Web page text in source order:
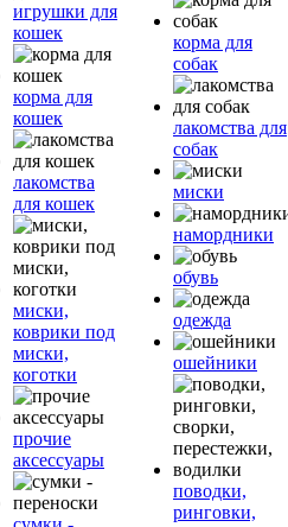
игрушки для
кошек
корма для
кошек
лакомства
для кошек
миски,
коврики под
миски,
коготки
прочие
аксессуары
корма для
собак
лакомства для
собак
миски
намордники
обувь
одежда
ошейники
поводки,
ринговки,